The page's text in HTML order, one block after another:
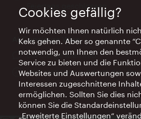
Feiertags geschlossen
AI Concierge Wien
Ort:
concierge.wien.info
Öffnungszeiten:
Informationen rund um die Uhr
Cookies gefällig?
Wir möchten Ihnen natürlich
Keks gehen. Aber so genannte
notwendig, um Ihnen den
Service zu bieten und die
Websites und Auswertungen
Interessen zugeschnittene
ermöglichen. Sollten Sie dies
können Sie die
„Erweiterte Einstellungen“